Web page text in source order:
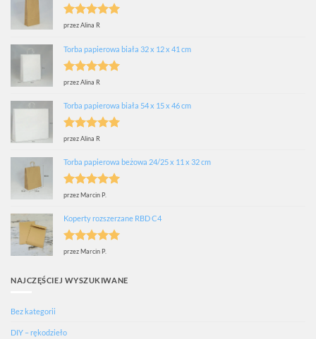
Oceniono
przez Alina R
Torba papierowa biała 32 x 12 x 41 cm
Oceniono
przez Alina R
Torba papierowa biała 54 x 15 x 46 cm
Oceniono
przez Alina R
Torba papierowa beżowa 24/25 x 11 x 32 cm
Oceniono
przez Marcin P.
Koperty rozszerzane RBD C4
Oceniono
przez Marcin P.
NAJCZĘŚCIEJ WYSZUKIWANE
Bez kategorii
DIY – rękodzieło